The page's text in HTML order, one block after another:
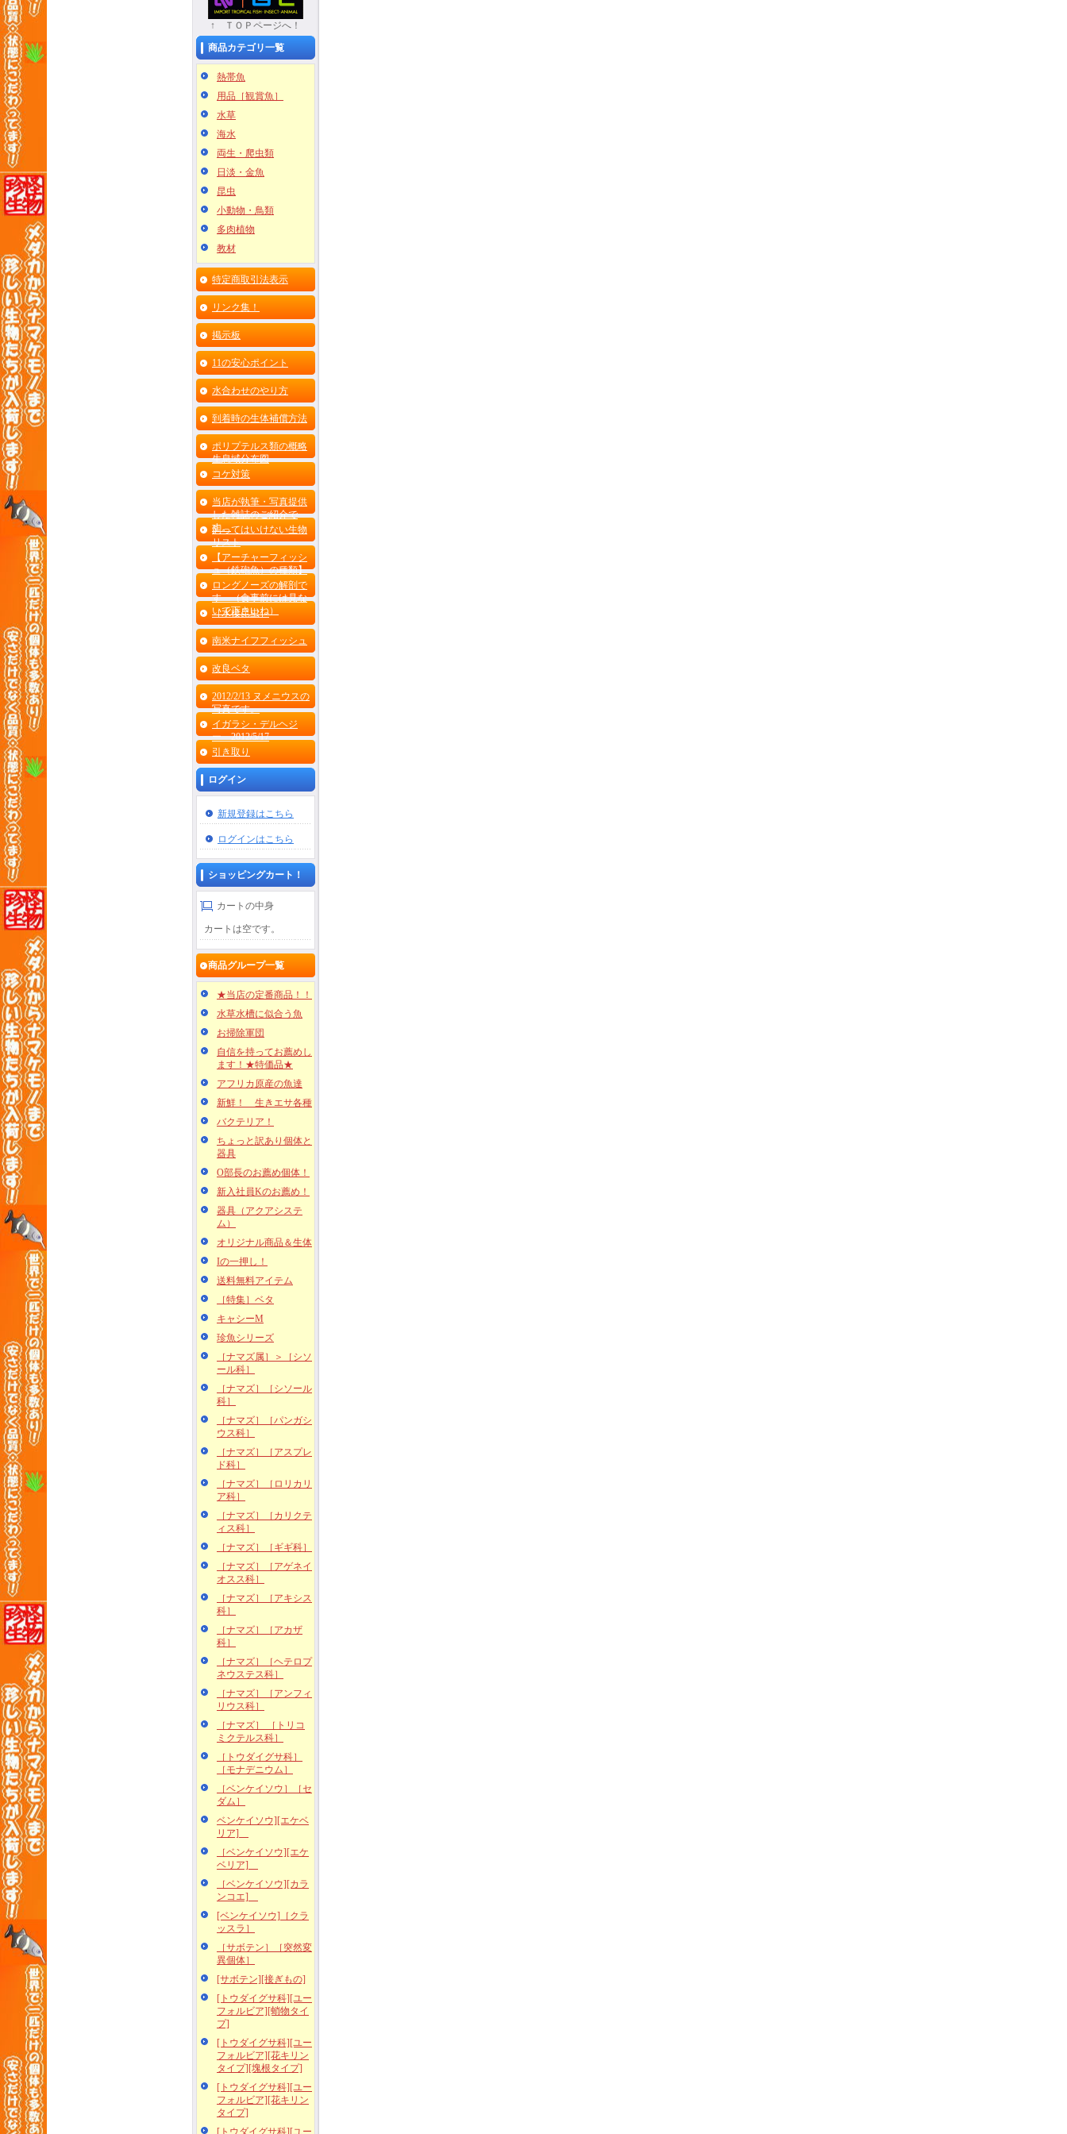
↑ ＴＯＰページへ！
商品カテゴリ一覧
熱帯魚
用品［観賞魚］
水草
海水
両生・爬虫類
日淡・金魚
昆虫
小動物・鳥類
多肉植物
教材
特定商取引法表示
リンク集！
掲示板
11の安心ポイント
水合わせのやり方
到着時の生体補償方法
ポリプテルス類の概略
生息域分布図
コケ対策
当店が執筆・写真提供
した雑誌のご紹介で
す。
飼ってはいけない生物
リスト
【アーチャーフィッシ
ュ（鉄砲魚）の種類】
ロングノーズの解剖で
す （食事前には見な
いで下さいね）
［水棲昆虫］
南米ナイフフィッシュ
改良ベタ
2012/2/13 ヌメニウスの
写真です。
イガラシ・デルヘジ
ー 2012/5/17
引き取り
ログイン
新規登録はこちら
ログインはこちら
ショッピングカート！
カートの中身
カートは空です。
商品グループ一覧
★当店の定番商品！！
水草水槽に似合う魚
お掃除軍団
自信を持ってお薦めし
ます！★特価品★
アフリカ原産の魚達
新鮮！ 生きエサ各種
バクテリア！
ちょっと訳あり個体と
器具
O部長のお薦め個体！
新入社員Kのお薦め！
器具（アクアシステ
ム）
オリジナル商品＆生体
Iの一押し！
送料無料アイテム
［特集］ベタ
キャシーM
珍魚シリーズ
［ナマズ属］＞［シソ
ール科］
［ナマズ］［シソール
科］
［ナマズ］［パンガシ
ウス科］
［ナマズ］［アスプレ
ド科］
［ナマズ］［ロリカリ
ア科］
［ナマズ］［カリクテ
ィス科］
［ナマズ］［ギギ科］
［ナマズ］［アゲネイ
オスス科］
［ナマズ］［アキシス
科］
［ナマズ］［アカザ
科］
［ナマズ］［ヘテロプ
ネウステス科］
［ナマズ］［アンフィ
リウス科］
［ナマズ］ ［トリコ
ミクテルス科］
［トウダイグサ科］
［モナデニウム］
［ベンケイソウ］［セ
ダム］
ベンケイソウ][エケベ
リア]
［ベンケイソウ][エケ
ベリア]
［ベンケイソウ][カラ
ンコエ]
[ベンケイソウ]［クラ
ッスラ］
［サボテン］［突然変
異個体］
[サボテン][接ぎもの]
[トウダイグサ科][ユー
フォルビア][蛸物タイ
プ]
[トウダイグサ科][ユー
フォルビア][花キリン
タイプ][塊根タイプ]
[トウダイグサ科][ユー
フォルビア][花キリン
タイプ]
[トウダイグサ科][ユー